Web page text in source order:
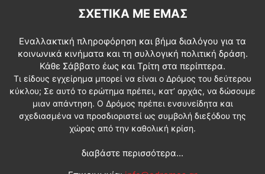
ΣΧΕΤΙΚΆ ΜΕ ΕΜΆΣ
Εναλλακτική πληροφόρηση και βήμα διαλόγου για τα
κοινωνικά κινήματα και τη συλλογική πολιτική δράση.
Κάθε Σάββατο έως και Τρίτη στα περίπτερα.
Τι είδους εγχείρημα μπορεί να είναι ο Δρόμος του δεύτερου
κύκλου; Σε αυτό το ερώτημα πρέπει, κατ’ αρχάς, να δώσουμε
μιαν απάντηση. Ο Δρόμος πρέπει ενσυνείδητα και
σχεδιασμένα να προσδιοριστεί ως συμβολή διεξόδου της
χώρας από την καθολική κρίση.
διαβάστε περισσότερα...